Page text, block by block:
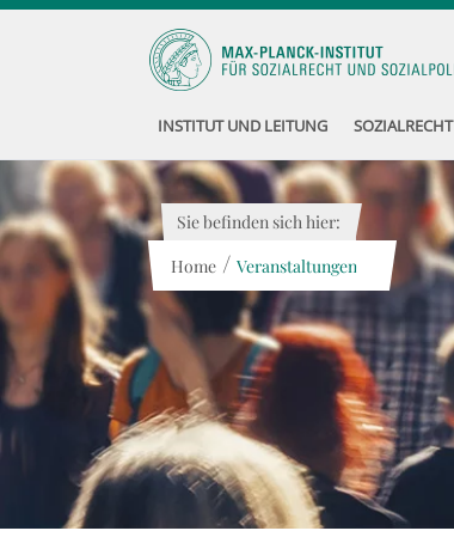
INSTITUT UND LEITUNG SOZIALRECHT
Sie befinden sich hier:
Home / Veranstaltungen